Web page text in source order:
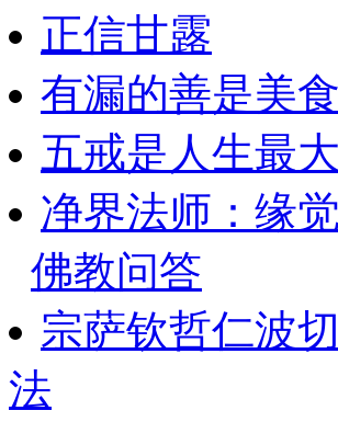
正信甘露
有漏的善是美
五戒是人生最
净界法师：缘
佛教问答
宗萨钦哲仁波
法